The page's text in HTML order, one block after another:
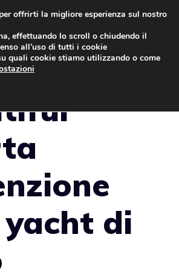
di
offrirti la migliore esperienza sul nostro
effettuando lo scroll o chiudendo il
all’uso di tutti i cookie
quali cookie stiamo utilizzando o come